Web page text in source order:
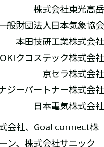
株式会社東光高岳
般財団法人日本気象協会
本田技研工業株式会社
OKIクロステック株式会社
京セラ株式会社
ジーパートナー株式会社
日本電気株式会社
会社、Goal connect株
ン、株式会社サニック